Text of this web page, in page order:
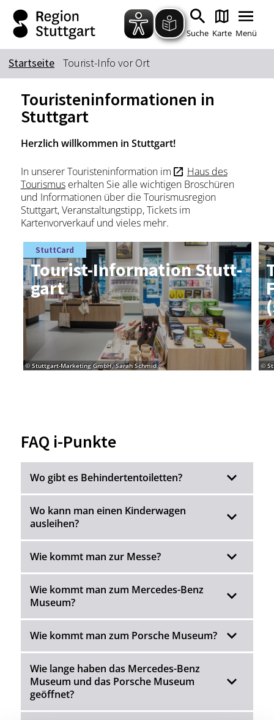
Zum Hauptinhalt springen
Zur Suche springen
Zur Hauptnavigation
Zum Footer springen
Suche Karte Menü
Suchbegriff
Citytour
Übernachtung
Erlebnisse
Essen & Trinken
Wein
Automobil
Startseite Tourist-Info vor Ort
Touristeninformationen in
Stuttgart
Herzlich willkommen in Stuttgart!
In unserer Touristeninformation im
Haus des
Tourismuserhalten Sie alle wichtigen Broschüren
und Informationen über die Tourismusregion
Stuttgart, Veranstaltungstipp, Tickets im
Kartenvorverkauf und vieles mehr.
© Stuttgart-Marketing GmbH, Sarah Schmid
Tou­rist-In­for­ma­ti­on Stutt­
gart
StuttCard
©
FAQ i-Punkte
Wo gibt es Behindertentoiletten?
Wo kann man einen Kinderwagen
ausleihen?
Wie kommt man zur Messe?
Wie kommt man zum Mercedes-Benz
Museum?
Wie kommt man zum Porsche Museum?
Wie lange haben das Mercedes-Benz
Museum und das Porsche Museum
geöffnet?